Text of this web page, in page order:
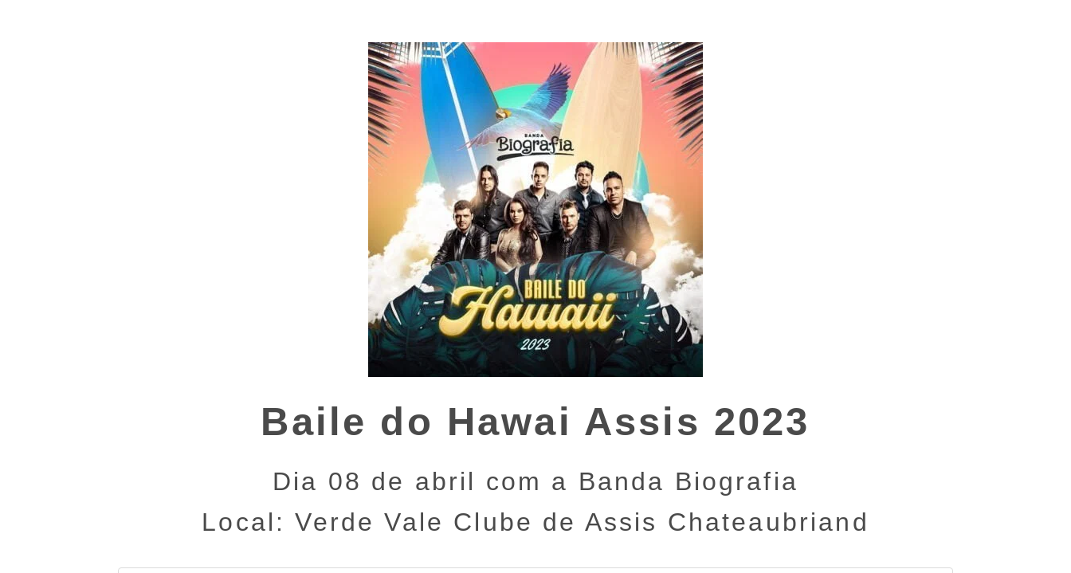
Baile do Hawai Assis 2023
Dia 08 de abril com a Banda Biografia
Local: Verde Vale Clube de Assis Chateaubriand